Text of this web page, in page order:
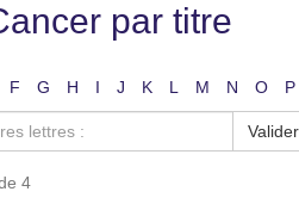
par titre
F G H I J K L M N O P
Valider
4